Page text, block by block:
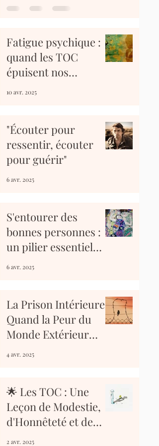
Fatigue psychique :
quand les TOC
épuisent nos
ressources à petit
10 avr. 2025
"Écouter pour
ressentir, écouter
pour guérir"
6 avr. 2025
S'entourer des
bonnes personnes :
un pilier essentiel
sur le chemin du
6 avr. 2025
La Prison Intérieure :
Quand la Peur du
Monde Extérieur
Nous Enferme
4 avr. 2025
🌟 Les TOC : Une
Leçon de Modestie,
d'Honnêteté et de
Tolérance 🌟
2 avr. 2025